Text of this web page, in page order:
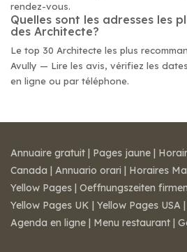
rendez-vous.
Quelles sont les adresses les
des Architecte?
Le top 30 Architecte les plus
Avully — Lire les avis, vérifiez les
en ligne ou par téléphone.
Annuaire gratuit | Pages jaune |
Canada | Annuario orari | Horaires
Yellow Pages | Oeffnungszeiten firmen
Yellow Pages UK | Yellow Pages USA |
Agenda en ligne | Menu restaurant |